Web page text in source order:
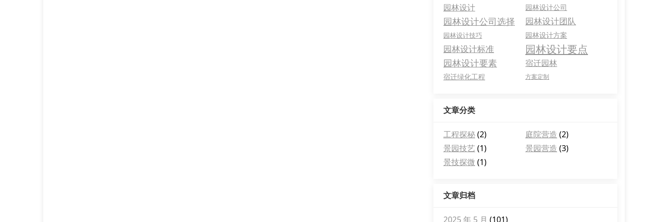
园林设计 园林设计公司
园林设计公司选择 园林设计团队
园林设计技巧 园林设计方案
园林设计标准 园林设计要点
园林设计要素 宿迁园林
宿迁绿化工程 方案定制
文章分类
工程探秘(2) 庭院营造 (2)
景园技艺(1) 景园营造 (3)
景技探微 (1)
文章归档
2025 年 5 月 (101)